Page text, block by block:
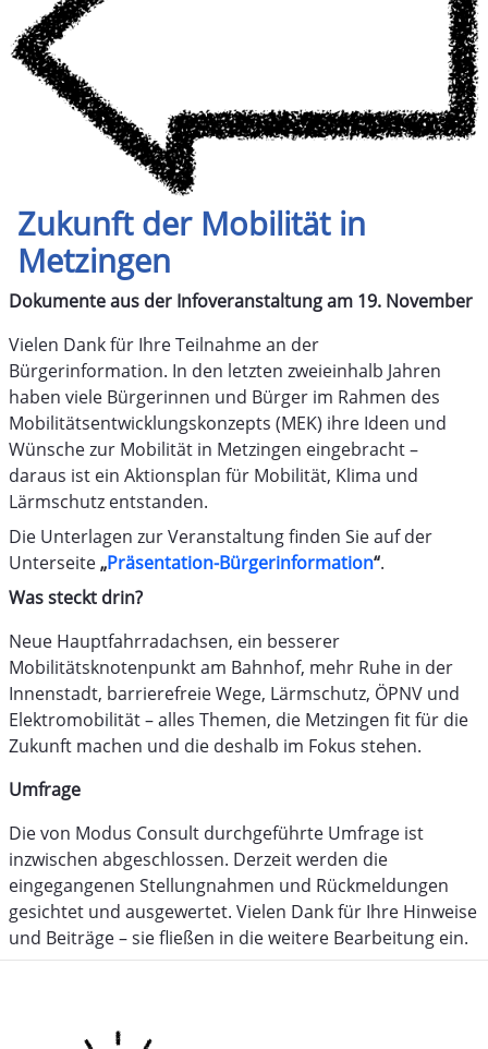
Zukunft der Mobilität in
Metzingen
Dokumente aus der Infoveranstaltung am 19. November
Vielen Dank für Ihre Teilnahme an der
Bürgerinformation. In den letzten zweieinhalb Jahren
haben viele Bürgerinnen und Bürger im Rahmen des
Mobilitätsentwicklungskonzepts (MEK) ihre Ideen und
Wünsche zur Mobilität in Metzingen eingebracht –
daraus ist ein Aktionsplan für Mobilität, Klima und
Lärmschutz entstanden.
Die Unterlagen zur Veranstaltung finden Sie auf der
Unterseite„Präsentation-Bürgerinformation“.
Was steckt drin?
Neue Hauptfahrradachsen, ein besserer
Mobilitätsknotenpunkt am Bahnhof, mehr Ruhe in der
Innenstadt, barrierefreie Wege, Lärmschutz, ÖPNV und
Elektromobilität – alles Themen, die Metzingen fit für die
Zukunft machen und die deshalb im Fokus stehen.
Umfrage
Die von Modus Consult durchgeführte Umfrage ist
inzwischen abgeschlossen. Derzeit werden die
eingegangenen Stellungnahmen und Rückmeldungen
gesichtet und ausgewertet. Vielen Dank für Ihre Hinweise
und Beiträge – sie fließen in die weitere Bearbeitung ein.